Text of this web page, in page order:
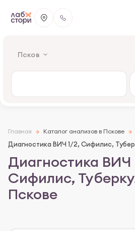
Псков
Главная Каталог анализов в Пскове
Диагностика ВИЧ 1/2, Сифилис,
Диагностика ВИЧ
Сифилис,
Пскове